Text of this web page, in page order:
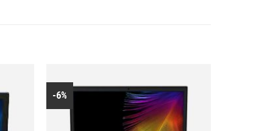
a la
deseos
-6%
Añadir
lista de
deseos